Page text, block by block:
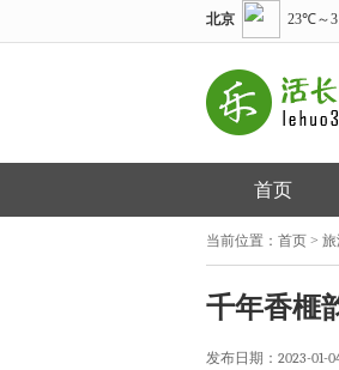
首页
当前位置： 首页 >
千年香榧
发布日期： 2023-01-